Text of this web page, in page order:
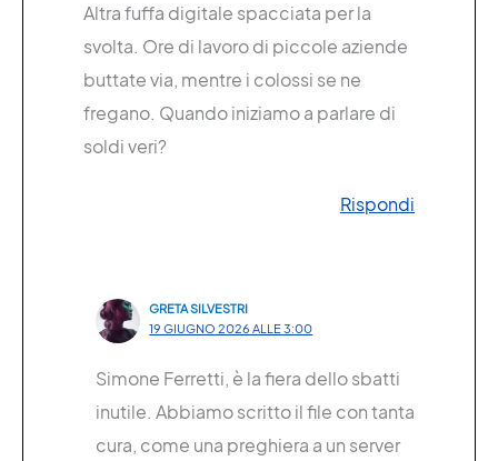
Altra fuffa digitale spacciata per la
svolta. Ore di lavoro di piccole aziende
buttate via, mentre i colossi se ne
fregano. Quando iniziamo a parlare di
soldi veri?
Rispondi
GRETA SILVESTRI
19 GIUGNO 2026 ALLE 3:00
Simone Ferretti, è la fiera dello sbatti
inutile. Abbiamo scritto il file con tanta
cura, come una preghiera a un server